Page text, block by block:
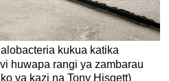
kukua katika
huwapa rangi ya zambarau
ya kazi na Tony Hisgett)